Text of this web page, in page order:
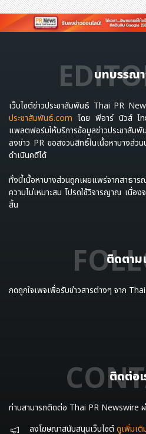
บทบรรณา
เว็บไซต์ข่าวประชาสัมพันธ์ Thai PR
ประชาสัมพันธ์.com โดย พีอาร์ นิวส์ ไ
แพลตฟอร์มให้บริการข้อมูลข่าวประชาสัม
ลงข่าว PR ขอสงวนสิทธิ์ในเนื้อหาบางส่ว
ดำเนินคดีได้
ทั้งนี้เนื้อหาบางส่วนถูกเผยแพร่จากสาธา
ความไม่เหมาะสม โปรดใช้วิจารญาณ เนื่อง
สิ้น
ติดตาม
กดถูกใจเพจเพื่อรับข่าวสารต่างๆ จาก
ติดต่อเ
ท่านสามารถติดต่อ Thai PR Newswire
ลงโฆษณาสนับสนุนเว็บไซต์ ดูเพิ่มเติ